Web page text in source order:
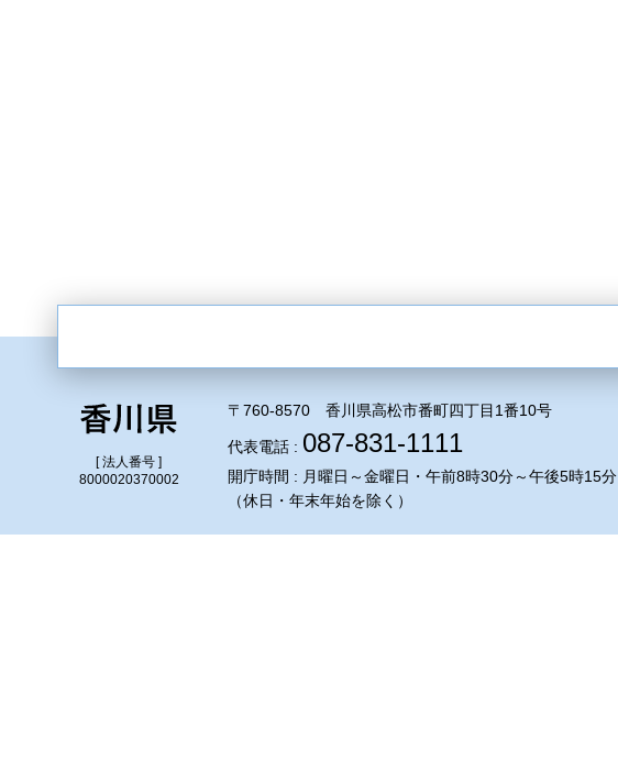
[ 法人番号 ]
8000020370002
〒760-8570 香川県高松市番町四丁目1番10号
代表電話 : 087-831-1111
開庁時間 : 月曜日～金曜日・午前8時30分～午後5時15分
（休日・年末年始を除く）